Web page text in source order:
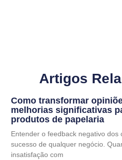
Artigos
Como transformar
melhorias significativas
produtos de papelaria
Entender o feedback negativo dos
sucesso de qualquer negócio.
insatisfação com